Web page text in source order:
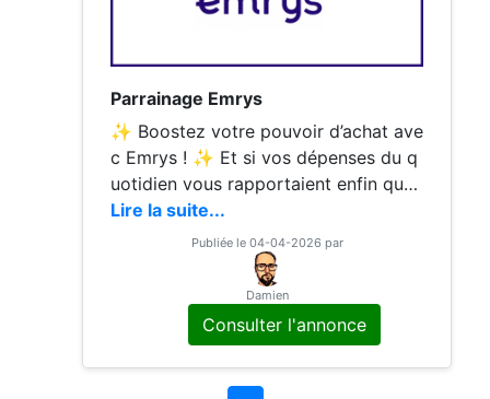
Parrainage Emrys
✨ Boostez votre pouvoir d’achat ave
c Emrys ! ✨ Et si vos dépenses du q
uotidien vous rapportaient enfin quel
que chose ? Courses, shopping, carb
urant, voyages, contenus digitaux, re
staurants, bricolage, décoration, abo
Lire la suite...
Publiée le 04-04-2026 par
Damien
Consulter l'annonce